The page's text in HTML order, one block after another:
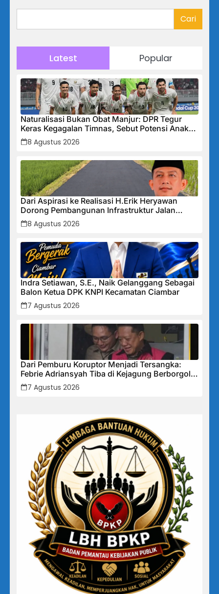
Cari
Latest Popular
Naturalisasi Bukan Obat Manjur: DPR Tegur
Keras Kegagalan Timnas, Sebut Potensi Anak
Bangsa Terabaikan Demi “Jalan Pintas”
8 Agustus 2026
Dari Aspirasi ke Realisasi H.Erik Heryawan
Dorong Pembangunan Infrastruktur Jalan
Cikalong Bunder
8 Agustus 2026
Indra Setiawan, S.E., Naik Gelanggang Sebagai
Balon Ketua DPK KNPI Kecamatan Ciambar
7 Agustus 2026
Dari Pemburu Koruptor Menjadi Tersangka:
Febrie Adriansyah Tiba di Kejagung Berborgol,
Bawa Map Biru dan Senyum Penuh Teka-teki
7 Agustus 2026